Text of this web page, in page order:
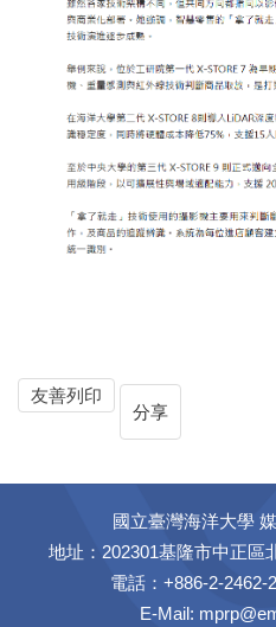
友善列印
分享
國立臺灣海洋大學
地址：202301基隆市中正區
電話：+886-2-2462-
E-Mail: